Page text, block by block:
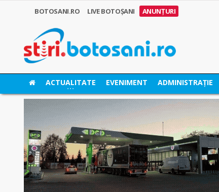
BOTOSANI.RO LIVE BOTOȘANI ANUNȚURI
ACTUALITATE EVENIMENT ADMINISTRAȚIE